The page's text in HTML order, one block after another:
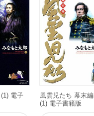
電子
風雲児たち 幕末編
(1) 電子書籍版